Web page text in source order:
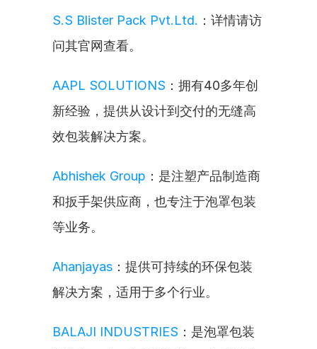
S.S Blister Pack Pvt.Ltd. ：详情请访
问其官网查看。
AAPL SOLUTIONS ：拥有40多年创
新经验，提供从设计到交付的无缝高
效包装解决方案。
Abhishek Group ：是注塑产品制造商
和扳手架供应商，也专注于泡罩包装
等业务。
Ahanjayas ：提供可持续的环保包装
解决方案，适用于多个行业。
BALAJI INDUSTRIES ：是泡罩包装